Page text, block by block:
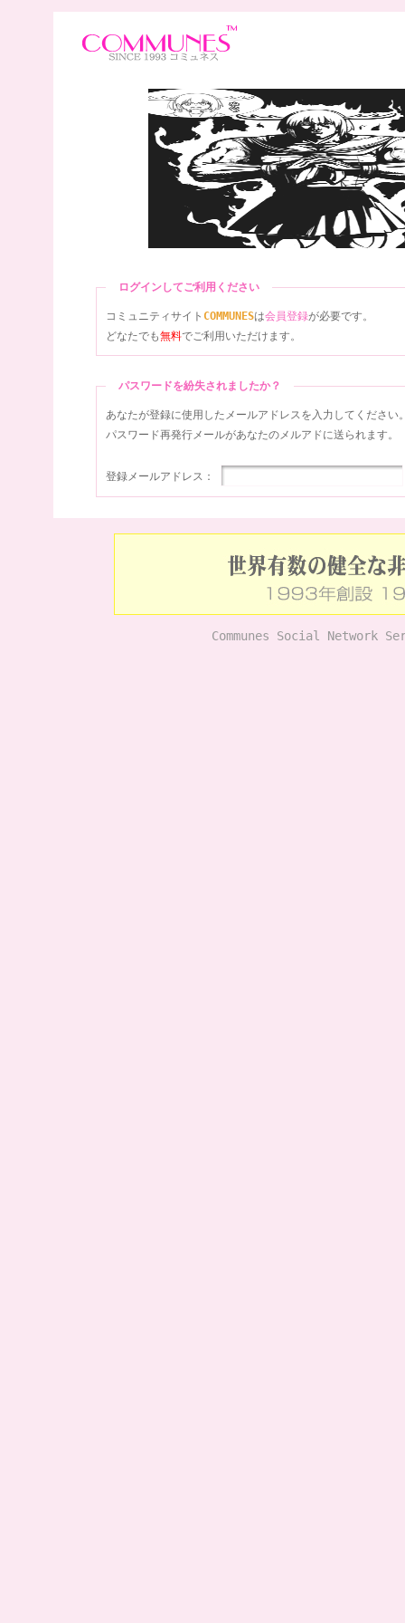
ログインしてご利用ください
コミュニティサイト COMMUNESは会員登録が必要です。
どなたでも無料でご利用いただけます。
パスワードを紛失されましたか？
あなたが登録に使用したメールアドレスを入力してください
パスワード再発行メールがあなたのメルアドに送られます。
登録メールアドレス：
Communes Social Network